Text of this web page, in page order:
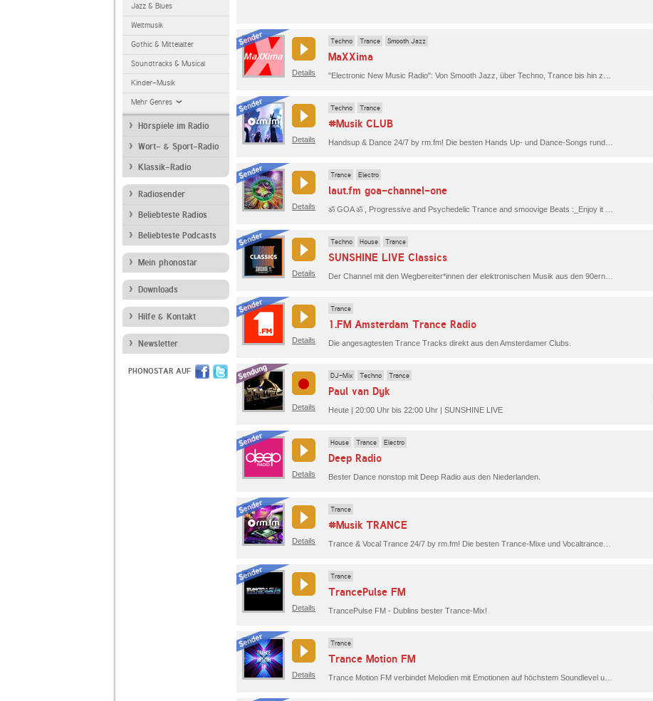
Jazz & Blues
Weltmusik
Gothic & Mittelalter
Soundtracks & Musical
Kinder-Musik
Mehr Genres
Hörspiele im Radio
Wort- & Sport-Radio
Klassik-Radio
Radiosender
Beliebteste Radios
Beliebteste Podcasts
Mein phonostar
Downloads
Hilfe & Kontakt
Newsletter
PHONOSTAR AUF
Details
Techno Trance Smooth Jazz
MaXXima
Details
Techno Trance
#Musik CLUB
Details
Trance Electro
laut.fm goa-channel-one
Details
Techno House Trance
SUNSHINE LIVE Classics
Details
Trance
1.FM Amsterdam Trance Radio
Die angesagtesten Trance Tracks direkt aus den Amsterdamer Clubs.
Details
DJ-Mix Techno Trance
Paul van Dyk
Heute | 20:00 Uhr bis 22:00 Uhr | SUNSHINE LIVE
Details
House Trance Electro
Deep Radio
Bester Dance nonstop mit Deep Radio aus den Niederlanden.
Details
Trance
#Musik TRANCE
Details
Trance
TrancePulse FM
TrancePulse FM - Dublins bester Trance-Mix!
Details
Trance
Trance Motion FM